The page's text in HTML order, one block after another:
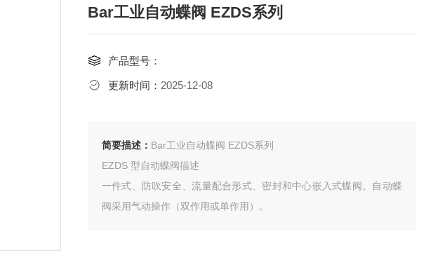
Bar工业自动蝶阀 EZDS系列
产品型号：
更新时间： 2025-12-08
简要描述：
Bar工业自动蝶阀 EZDS系列
EZDS 型自动蝶阀描述
一件式、防吹安全、流量配合形式、密封和中心嵌入式蝶阀。自动蝶
阀采用气动操作（双作用或单作用）。